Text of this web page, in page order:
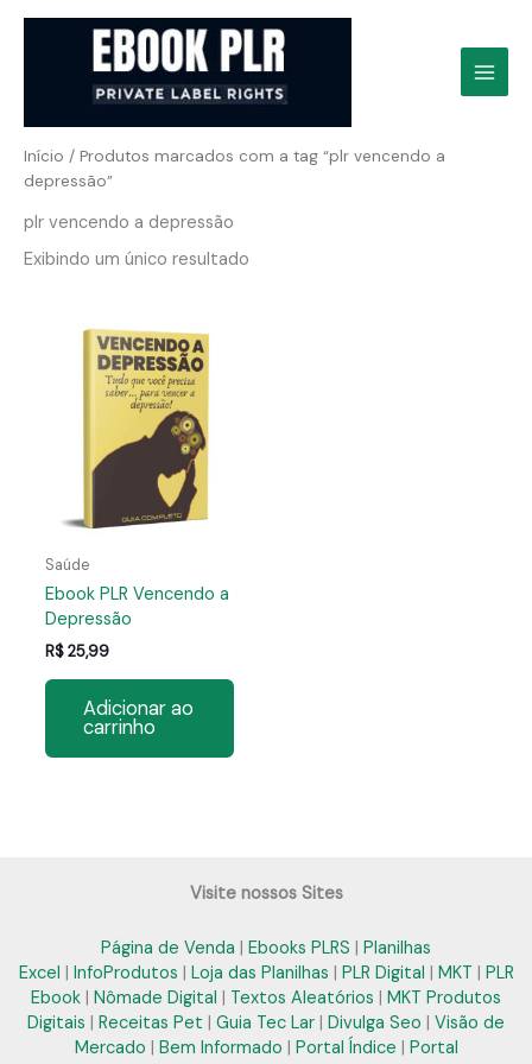
Início / Produtos marcados com a tag “plr vencendo a
depressão”
plr vencendo a depressão
Exibindo um único resultado
Saúde
Ebook PLR Vencendo a
Depressão
R$25,99
Adicionar ao
carrinho
Visite nossos Sites
Página de Venda | Ebooks PLRS | Planilhas
Excel | InfoProdutos | Loja das Planilhas | PLR Digital | MKT | PLR
Ebook | Nômade Digital | Textos Aleatórios | MKT Produtos
Digitais | Receitas Pet | Guia Tec Lar | Divulga Seo | Visão de
Mercado | Bem Informado | Portal Índice | Portal